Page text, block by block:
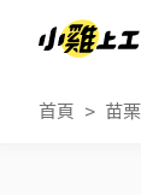
首頁 苗